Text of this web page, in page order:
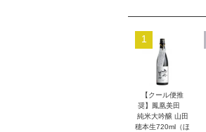
1
【クール便推
奨】鳳凰美田
純米大吟醸 山田
穂本生720ml（ほ